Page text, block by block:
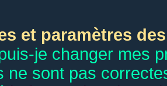
et paramètres
je changer mes
ne sont pas